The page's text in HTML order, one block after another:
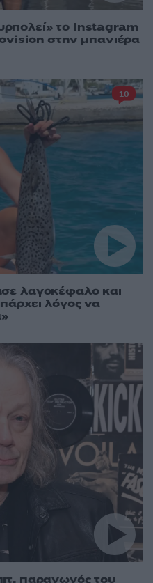
το Instagram
στην μπανιέρα
λαγοκέφαλο και
λόγος να
10
παραγωγός του